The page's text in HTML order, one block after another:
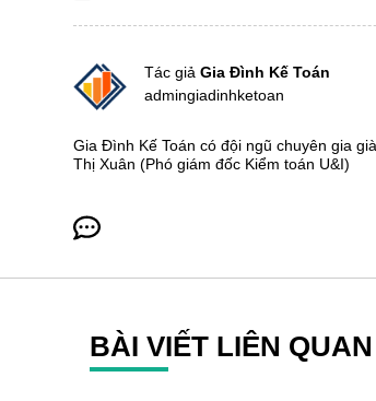
Tác giả Gia Đình Kế Toán
admingiadinhketoan
Gia Đình Kế Toán có đội ngũ chuyên gia
Thị Xuân (Phó giám đốc Kiểm toán U&I)
BÀI VIẾT LIÊN QUAN